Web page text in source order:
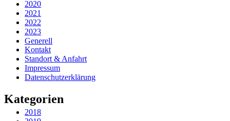
2020
2021
2022
2023
Generell
Kontakt
Standort & Anfahrt
Impressum
Datenschutzerklärung
Kategorien
2018